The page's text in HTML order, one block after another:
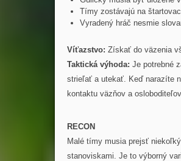
Tímy zostávajú na
Vyradený hráč nesmie
Víťazstvo: Získať do väzenia
Taktická výhoda: Je potrebné
strieľať a utekať. Keď narazíte
kontaktu väzňov a
RECON
Malé tímy musia prejsť
stanoviskami. Je to výborný